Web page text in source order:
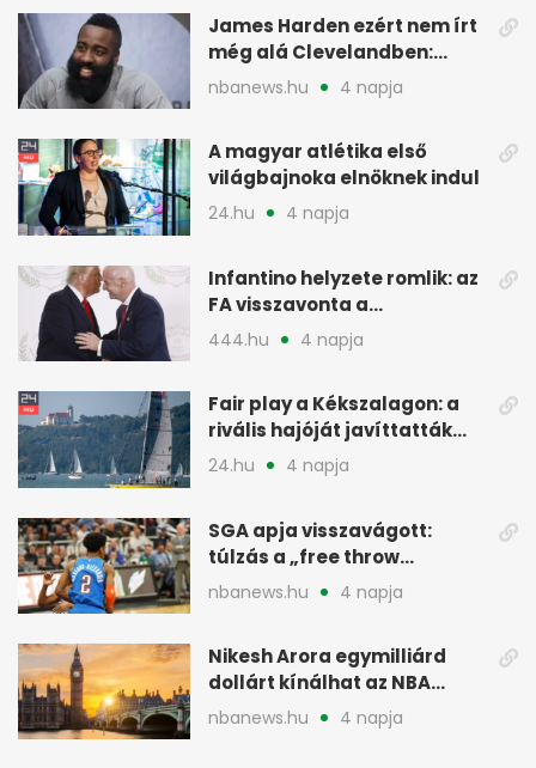
James Harden ezért nem írt
még alá Clevelandben:
pénzügyi okok
nbanews.hu 4 napja
A magyar atlétika első
világbajnoka elnöknek indul
24.hu 4 napja
Infantino helyzete romlik: az
FA visszavonta a
támogatását, jöhet a
444.hu 4 napja
Fair play a Kékszalagon: a
rivális hajóját javíttatták
meg
24.hu 4 napja
SGA apja visszavágott:
túlzás a „free throw
merchant” címke?
nbanews.hu 4 napja
Nikesh Arora egymilliárd
dollárt kínálhat az NBA
Europe londoni csapatáért
nbanews.hu 4 napja